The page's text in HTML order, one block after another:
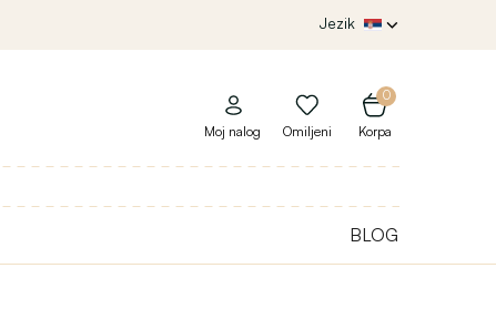
Jezik
0
Korpa
Moj nalog Omiljeni
BLOG